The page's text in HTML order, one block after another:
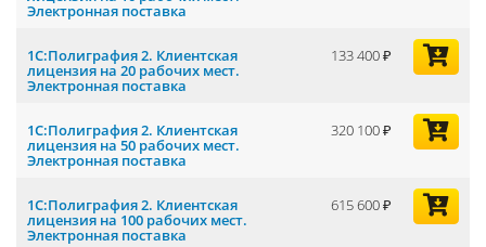
Электронная поставка
1С:Полиграфия 2. Клиентская
лицензия на 20 рабочих мест.
Электронная поставка
133 400
1С:Полиграфия 2. Клиентская
лицензия на 50 рабочих мест.
Электронная поставка
320 100
1С:Полиграфия 2. Клиентская
лицензия на 100 рабочих мест.
Электронная поставка
615 600